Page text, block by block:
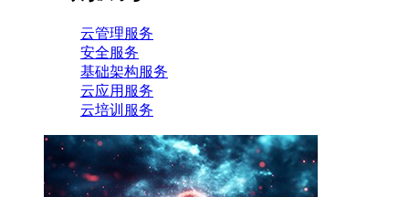
云管理服务
安全服务
基础架构服务
云应用服务
云培训服务